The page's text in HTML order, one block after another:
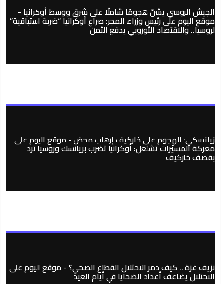
الجيش الروسي يشنّ هجومًا شاملًا على شرق ووسط أوكرانيا -
موقع اليومعلىرئيس وزراء المجر: صراع أوكرانيا “ضربة استباقية”
لروسيا.. والاقتصاد الأوروبي يدفع الثمن
زيلنسكي: الهجوم على خاركيف إرهاب محض - موقع اليومعلى
معركة المسيّرات تشتعل: أوكرانيا تضرب بريانسك وروسيا ترد
بقصف خاركيف
نزيف غزة… كيف دمر الاحتلال القطاع الصحي؟ - موقع اليومعلى
الاحتلال يضاعف أعداد الضحايا في أيام العيد